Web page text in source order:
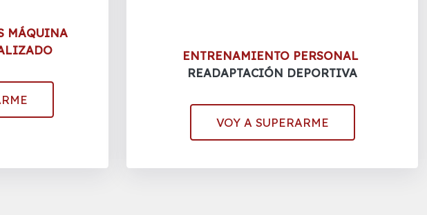
MÁQUINA
ENTRENAMIENTO PERSONAL
READAPTACIÓN DEPORTIVA
VOY A SUPERARME